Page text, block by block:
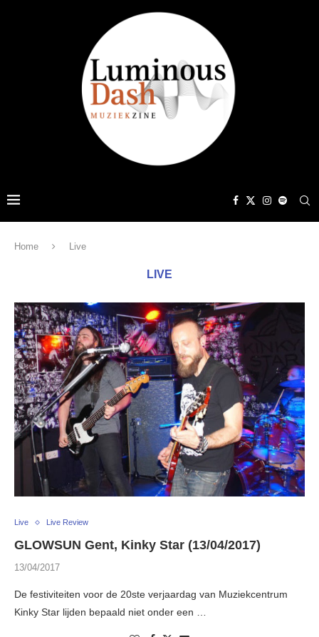
Home Live
LIVE
Live Live Review
GLOWSUN Gent, Kinky Star (13/04/2017)
13/04/2017
De festiviteiten voor de 20ste verjaardag van Muziekcentrum
Kinky Star lijden bepaald niet onder een …